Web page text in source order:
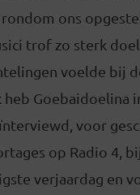
ons
trof zo sterk
voelde bij
heb Goebaidoelina
voor
op Radio 4,
verjaardag en